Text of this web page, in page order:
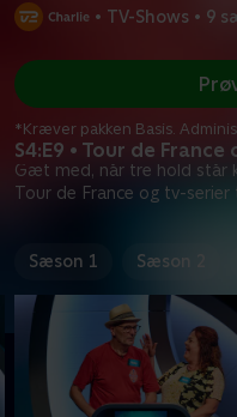
• TV-Shows • 9
S4:E9 • Tour de
Gæt med, når tre hold står
Tour de France og tv-
*Kræver pakken Basis.
Sæson 1 Sæson 2